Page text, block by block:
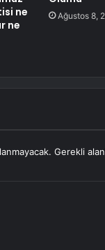
ne
ne
Ağustos 8,
Gerekli